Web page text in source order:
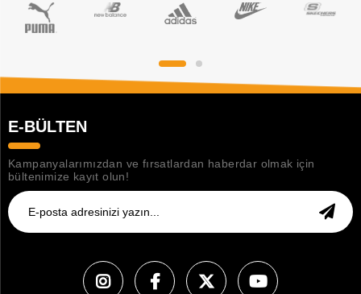
E-BÜLTEN
Kampanyalarımızdan ve fırsatlardan haberdar olmak için
bültenimize kayıt olun!